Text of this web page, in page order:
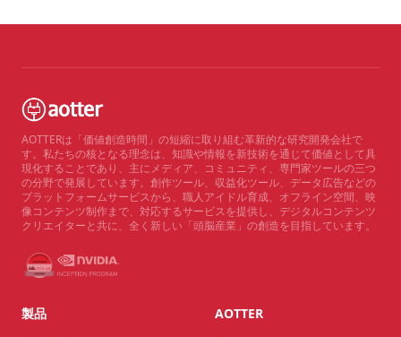
AOTTERは「価値創造時間」の短縮に取り組む革新的な研究開発会社で
す。私たちの核となる理念は、知識や情報を新技術を通じて価値として具
現化することであり、主にメディア、コミュニティ、専門家ツールの三つ
の分野で発展しています。創作ツール、収益化ツール、データ広告などの
プラットフォームサービスから、職人アイドル育成、オフライン空間、映
像コンテンツ制作まで、対応するサービスを提供し、デジタルコンテンツ
クリエイターと共に、全く新しい「頭脳産業」の創造を目指しています。
製品 AOTTER